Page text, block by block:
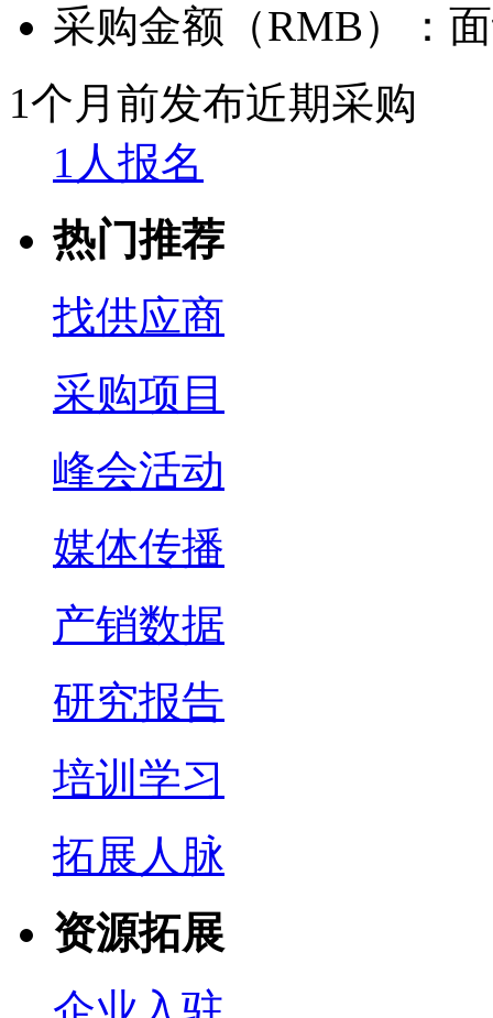
采购金额（RMB）：
1个月前发布近期采购
1人报名
热门推荐
找供应商
采购项目
峰会活动
媒体传播
产销数据
研究报告
培训学习
拓展人脉
资源拓展